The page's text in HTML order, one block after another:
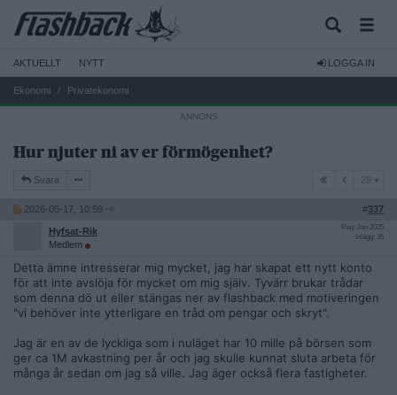
AKTUELLT NYTT LOGGA IN
Ekonomi Privatekonomi
Hur njuter ni av er förmögenhet?
Svara
2026-05-17, 10:59 #337
Hyfsat-Rik
Medlem
Reg: Jan 2025
Inlägg: 35
Detta ämne intresserar mig mycket, jag har skapat ett nytt konto
för att inte avslöja för mycket om mig själv. Tyvärr brukar trådar
som denna dö ut eller stängas ner av flashback med motiveringen
"vi behöver inte ytterligare en tråd om pengar och skryt".
Jag är en av de lyckliga som i nuläget har 10 mille på börsen som
ger ca 1M avkastning per år och jag skulle kunnat sluta arbeta för
många år sedan om jag så ville. Jag äger också flera fastigheter.